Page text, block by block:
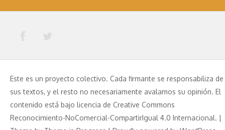
Este es un proyecto colectivo. Cada firmante se responsabiliza de
sus textos, y el resto no necesariamente avalamos su opinión. El
contenido está bajo licencia de Creative Commons
Reconocimiento-NoComercial-CompartirIgual 4.0 Internacional. |